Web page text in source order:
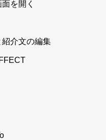
を開く
介文の編集